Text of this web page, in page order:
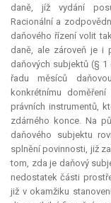
daně, jíž vydání
Racionální a
daňového řízení volit
daně, ale zároveň je i
daňových subjektů (§
řadu měsíců
konkrétnímu
právních instrumentů,
zdárného konce. Na
daňového subjektu
splnění povinnosti, již
tom, zda je daňový
nedostatek části
již v okamžiku